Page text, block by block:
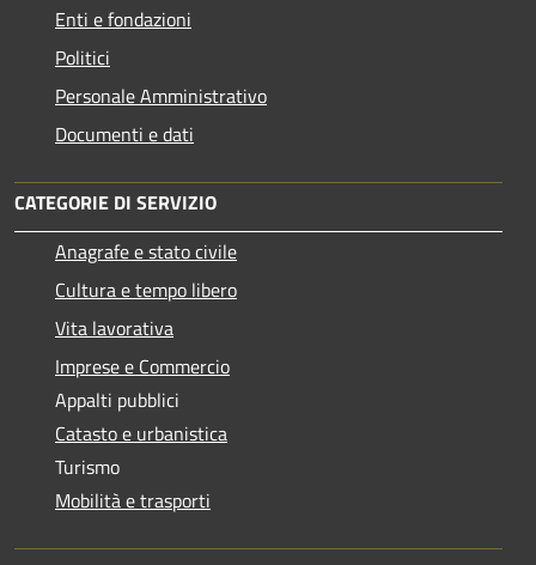
Enti e fondazioni
Politici
Personale Amministrativo
Documenti e dati
CATEGORIE DI SERVIZIO
Anagrafe e stato civile
Cultura e tempo libero
Vita lavorativa
Imprese e Commercio
Appalti pubblici
Catasto e urbanistica
Turismo
Mobilità e trasporti